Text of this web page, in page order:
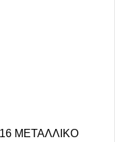
ΜΕΤΑΛΛΙΚΟ